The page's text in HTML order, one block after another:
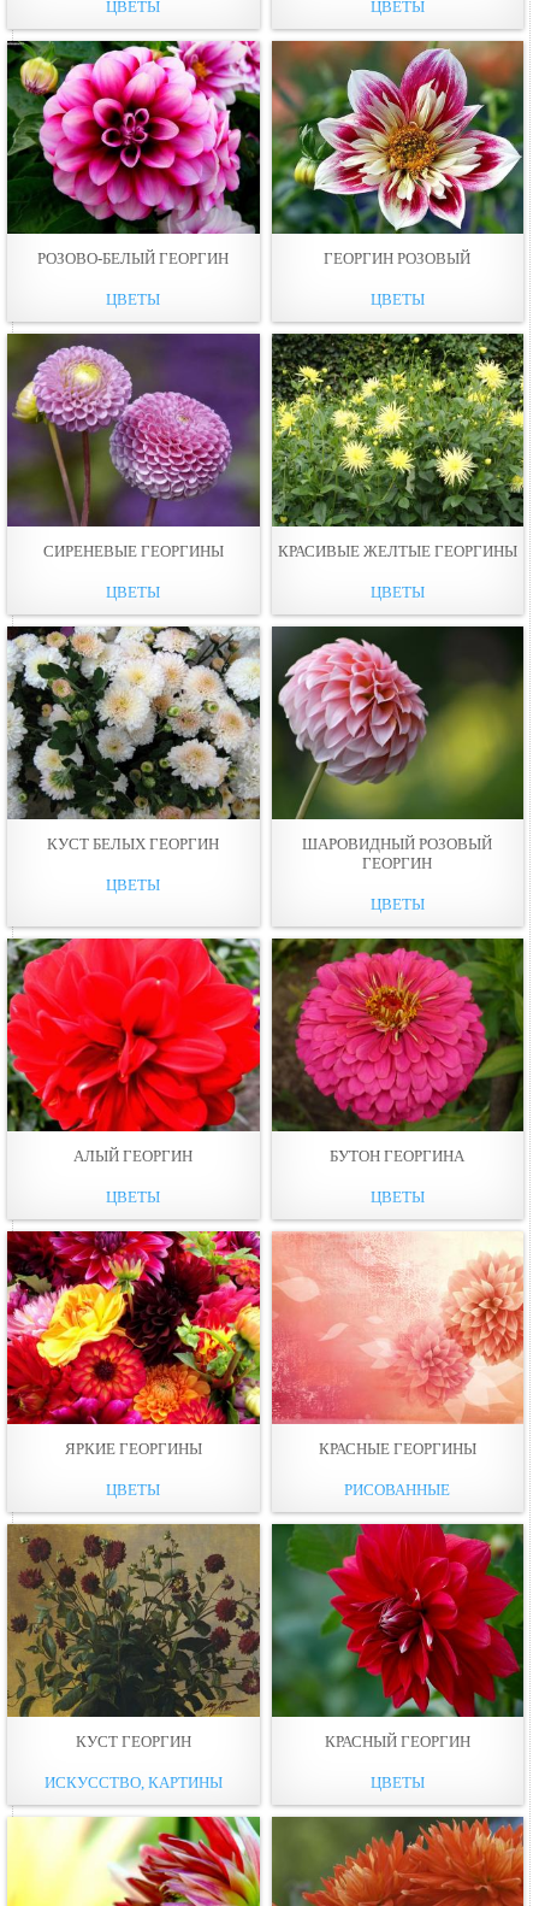
ЦВЕТЫ ЦВЕТЫ
РОЗОВО-БЕЛЫЙ ГЕОРГИН
ЦВЕТЫ
ГЕОРГИН РОЗОВЫЙ
ЦВЕТЫ
СИРЕНЕВЫЕ ГЕОРГИНЫ
ЦВЕТЫ
КРАСИВЫЕ ЖЕЛТЫЕ ГЕОРГИНЫ
ЦВЕТЫ
КУСТ БЕЛЫХ ГЕОРГИН
ЦВЕТЫ
ШАРОВИДНЫЙ РОЗОВЫЙ
ГЕОРГИН
ЦВЕТЫ
АЛЫЙ ГЕОРГИН
ЦВЕТЫ
БУТОН ГЕОРГИНА
ЦВЕТЫ
ЯРКИЕ ГЕОРГИНЫ
ЦВЕТЫ
КРАСНЫЕ ГЕОРГИНЫ
РИСОВАННЫЕ
КУСТ ГЕОРГИН
ИСКУССТВО, КАРТИНЫ
КРАСНЫЙ ГЕОРГИН
ЦВЕТЫ